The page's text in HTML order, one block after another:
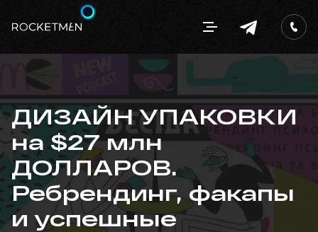
ДИЗАЙН УПАКОВКИ
на $27 млн ​​
ДОЛЛАРОВ.
Ребрендинг, факапы
и успешные